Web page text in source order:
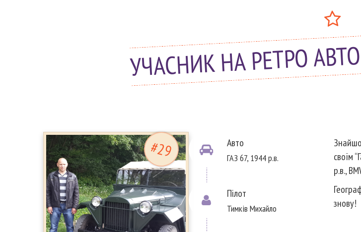
УЧАСНИК НА РЕТРО
#29 Авто
ГАЗ 67, 1944 р.в.
Пілот
Тимків Михайло
своїм
р.в.,
знову!